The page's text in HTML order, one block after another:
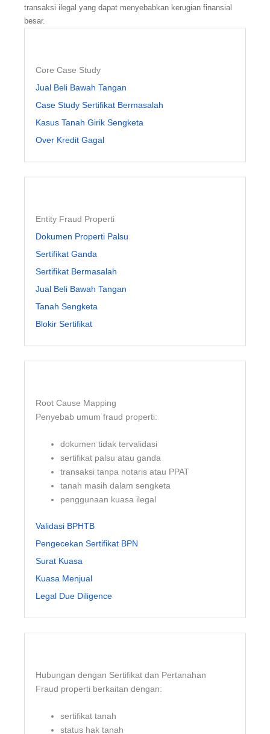
transaksi ilegal yang dapat menyebabkan kerugian finansial
besar.
Core Case Study
Jual Beli Bawah Tangan
Case Study Sertifikat Bermasalah
Kasus Tanah Girik Sengketa
Over Kredit Gagal
Entity Fraud Properti
Dokumen Properti Palsu
Sertifikat Ganda
Sertifikat Bermasalah
Jual Beli Bawah Tangan
Tanah Sengketa
Blokir Sertifikat
Root Cause Mapping
Penyebab umum fraud properti:
dokumen tidak tervalidasi
sertifikat palsu atau ganda
transaksi tanpa notaris atau PPAT
tanah masih dalam sengketa
penggunaan kuasa ilegal
Validasi BPHTB
Pengecekan Sertifikat BPN
Surat Kuasa
Kuasa Menjual
Legal Due Diligence
Hubungan dengan Sertifikat dan Pertanahan
Fraud properti berkaitan dengan:
sertifikat tanah
status hak tanah